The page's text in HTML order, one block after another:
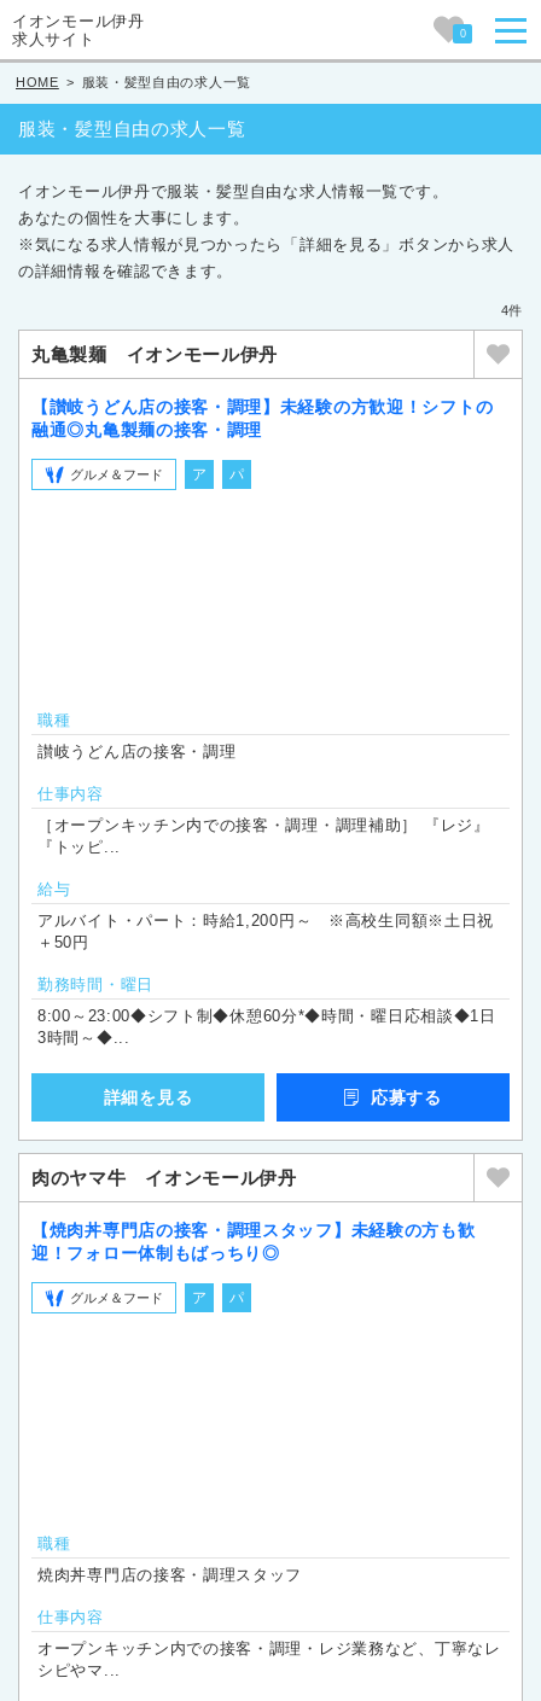
イオンモール伊丹
求人サイト
0
HOME > 服装・髪型自由の求人一覧
服装・髪型自由の求人一覧
イオンモール伊丹で服装・髪型自由な求人情報一覧です。
あなたの個性を大事にします。
※気になる求人情報が見つかったら「詳細を見る」ボタンから求人
の詳細情報を確認できます。
4件
丸亀製麺 イオンモール伊丹
【讃岐うどん店の接客・調理】未経験の方歓迎！シフトの
融通◎丸亀製麺の接客・調理
グルメ＆フード ア パ
職種
讃岐うどん店の接客・調理
仕事内容
［オープンキッチン内での接客・調理・調理補助］ 『レジ』
『トッピ...
給与
アルバイト・パート：時給1,200円～ ※高校生同額※土日祝
＋50円
勤務時間・曜日
8:00～23:00◆シフト制◆休憩60分*◆時間・曜日応相談◆1日
3時間～◆...
詳細を見る 応募する
肉のヤマ牛 イオンモール伊丹
【焼肉丼専門店の接客・調理スタッフ】未経験の方も歓
迎！フォロー体制もばっちり◎
グルメ＆フード ア パ
職種
焼肉丼専門店の接客・調理スタッフ
仕事内容
オープンキッチン内での接客・調理・レジ業務など、丁寧なレ
シピやマ...